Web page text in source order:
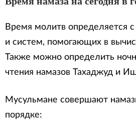
Время молитв определяется
и систем, помогающих в
Также можно определить
чтения намазов Тахаджуд и
Мусульмане совершают
порядке: